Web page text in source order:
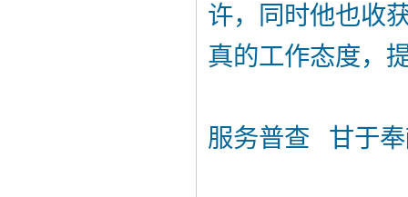
许，同时他也收
真的工作态度，
服务普查 甘于